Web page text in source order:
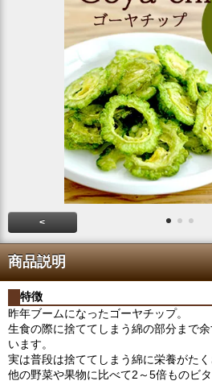
<
商品説明
特徴
昨年ブームになったゴーヤチップ。
生食の際に捨ててしまう綿の部分まで
います。
実は普段は捨ててしまう綿に栄養がたく
他の野菜や果物に比べて2～5倍ものビ